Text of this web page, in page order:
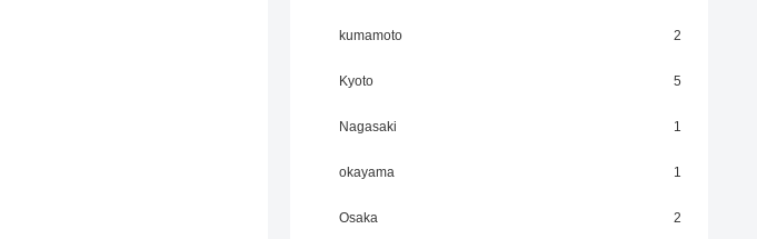
kumamoto 2
Kyoto 5
Nagasaki 1
okayama 1
Osaka 2